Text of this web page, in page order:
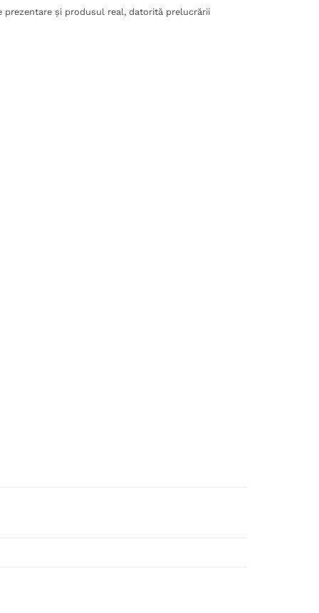
și produsul real, datorită prelucrării